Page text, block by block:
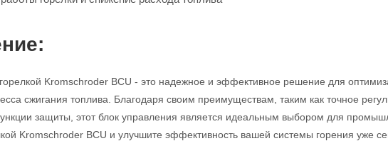
Kromschroder BCU - это надежное и эффективное решение для
сжигания топлива. Благодаря своим преимуществам, таким как точное
защиты, этот блок управления является идеальным выбором для
Kromschroder BCU и улучшите эффективность вашей системы горения уже